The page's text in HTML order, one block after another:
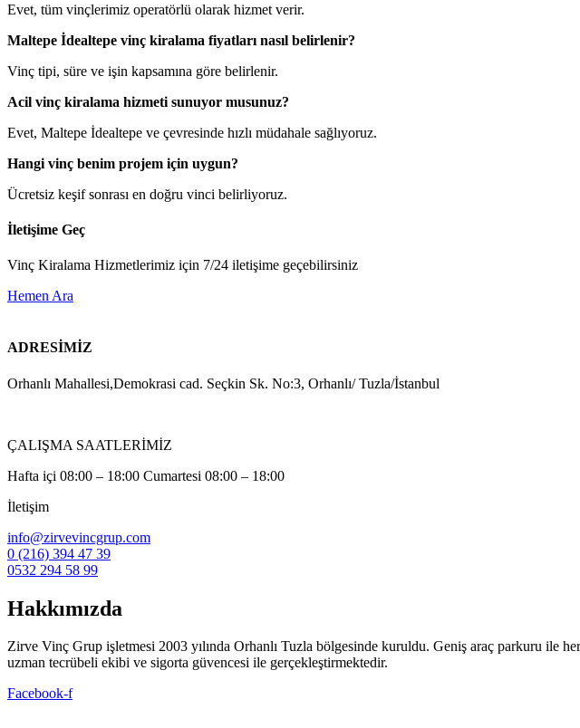
Evet, tüm vinçlerimiz operatörlü olarak hizmet verir.
Maltepe İdealtepe vinç kiralama fiyatları nasıl belirlenir?
Vinç tipi, süre ve işin kapsamına göre belirlenir.
Acil vinç kiralama hizmeti sunuyor musunuz?
Evet, Maltepe İdealtepe ve çevresinde hızlı müdahale sağlıyoruz.
Hangi vinç benim projem için uygun?
Ücretsiz keşif sonrası en doğru vinci belirliyoruz.
İletişime Geç
Vinç Kiralama Hizmetlerimiz için 7/24 iletişime geçebilirsiniz
Hemen Ara
ADRESİMİZ
Orhanlı Mahallesi,Demokrasi cad. Seçkin Sk. No:3, Orhanlı/ Tuzla/İstanbul
ÇALIŞMA SAATLERİMİZ
Hafta içi 08:00 – 18:00 Cumartesi 08:00 – 18:00
İletişim
info@zirvevincgrup.com
0 (216) 394 47 39
0532 294 58 99
Hakkımızda
Zirve Vinç Grup işletmesi 2003 yılında Orhanlı Tuzla bölgesinde kuruldu. Geniş araç parkuru ile
uzman tecrübeli ekibi ve sigorta güvencesi ile gerçekleştirmektedir.
Facebook-f